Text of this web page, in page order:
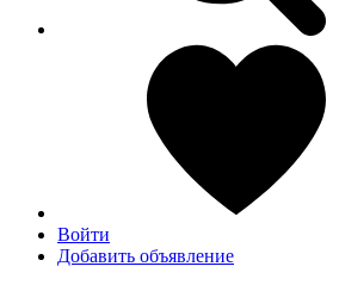
Войти
Добавить объявление